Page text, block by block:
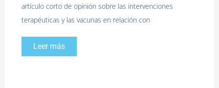
artículo corto de opinión sobre las intervenciones
terapéuticas y las vacunas en relación con
Leer más